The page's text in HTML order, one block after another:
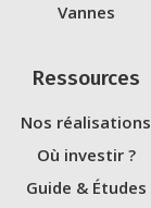
Vannes
Ressources
Nos réalisations
Où investir ?
Guide & Études